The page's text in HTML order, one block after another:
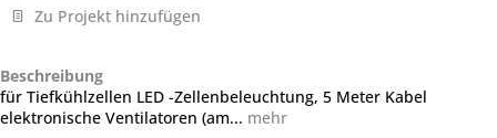
Zu Projekt hinzufügen
Beschreibung
für Tiefkühlzellen LED -Zellenbeleuchtung, 5 Meter Kabel
elektronische Ventilatoren (am... mehr